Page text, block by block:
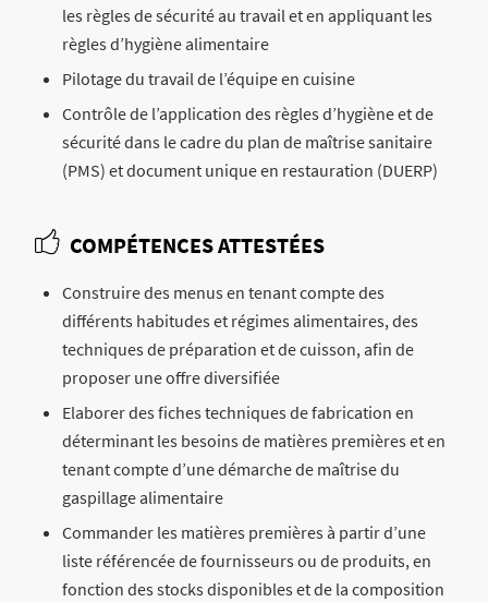
les règles de sécurité au travail et en appliquant les
règles d’hygiène alimentaire
Pilotage du travail de l’équipe en cuisine
Contrôle de l’application des règles d’hygiène et de
sécurité dans le cadre du plan de maîtrise sanitaire
(PMS) et document unique en restauration (DUERP)
COMPÉTENCES ATTESTÉES
Construire des menus en tenant compte des
différents habitudes et régimes alimentaires, des
techniques de préparation et de cuisson, afin de
proposer une offre diversifiée
Elaborer des fiches techniques de fabrication en
déterminant les besoins de matières premières et en
tenant compte d’une démarche de maîtrise du
gaspillage alimentaire
Commander les matières premières à partir d’une
liste référencée de fournisseurs ou de produits, en
fonction des stocks disponibles et de la composition